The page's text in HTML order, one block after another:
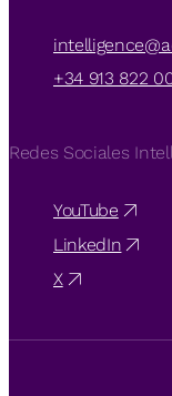
+34 913 822
Redes Sociales
YouTube
LinkedIn
X